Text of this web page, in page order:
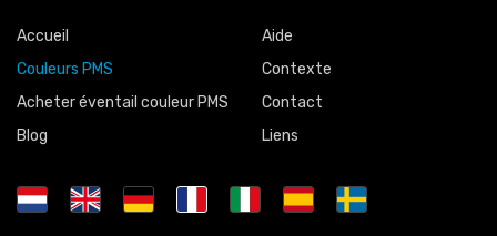
Accueil
Couleurs PMS
Acheter éventail couleur PMS
Blog
Aide
Contexte
Contact
Liens